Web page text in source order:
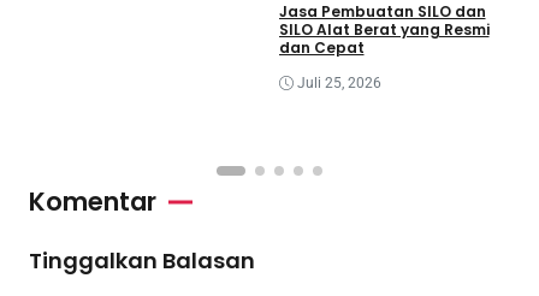
Jasa Pembuatan SILO dan
SILO Alat Berat yang Resmi
dan Cepat
Juli 25, 2026
Komentar
Tinggalkan Balasan